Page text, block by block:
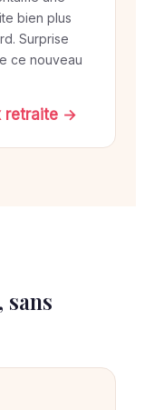
bien plus
Surprise
ce nouveau
retraite →
sans